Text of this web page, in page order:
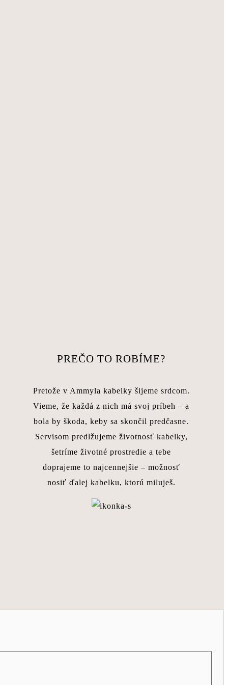
PREČO TO ROBÍME?
Pretože v Ammyla kabelky šijeme srdcom.
Vieme, že každá z nich má svoj príbeh – a
bola by škoda, keby sa skončil predčasne.
Servisom predlžujeme životnosť kabelky,
šetríme životné prostredie a tebe
doprajeme to najcennejšie – možnosť
nosiť ďalej kabelku, ktorú miluješ.